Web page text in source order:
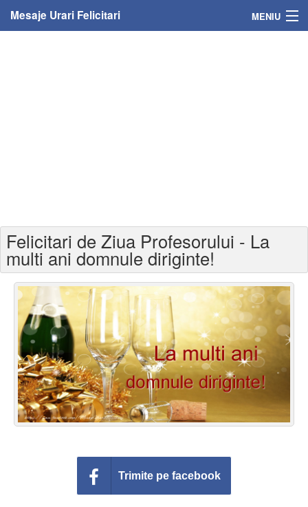
Mesaje Urari Felicitari MENIU
Felicitari varsta
Felicitari zilele anului
Felicitari zile saptamana
Felicitari muzicale
Felicitari muzicale personalizate
Felicitari animate
Conecteaza-te
Felicitari de Ziua Profesorului - La
multi ani domnule diriginte!
Trimite pe facebook